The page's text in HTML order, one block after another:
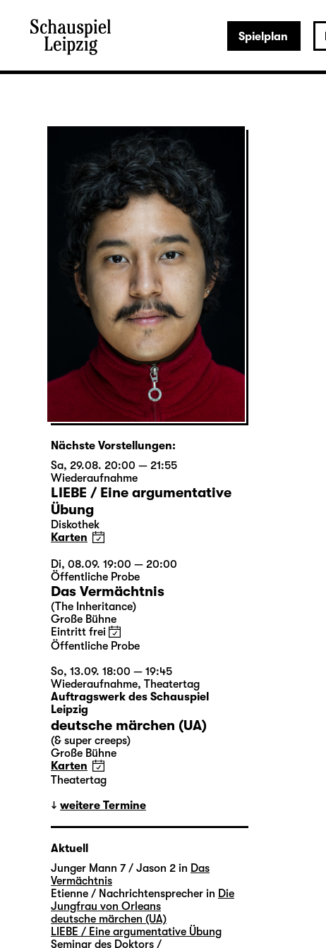
Spielplan
Nächste Vorstellungen:
Sa, 29.08. 20:00 — 21:55
Wiederaufnahme
LIEBE / Eine argumentative
Übung
Diskothek
Karten
Di, 08.09. 19:00 — 20:00
Öffentliche Probe
Das Vermächtnis
(The Inheritance)
Große Bühne
Eintritt frei
Öffentliche Probe
So, 13.09. 18:00 — 19:45
Wiederaufnahme, Theatertag
Auftragswerk des Schauspiel
Leipzig
deutsche märchen (UA)
(& super creeps)
Große Bühne
Karten
Theatertag
weitere Termine
Aktuell
Junger Mann 7 / Jason 2 in Das
Vermächtnis
Etienne / Nachrichtensprecher in Die
Jungfrau von Orleans
deutsche märchen (UA)
LIEBE / Eine argumentative Übung
Seminar des Doktors /